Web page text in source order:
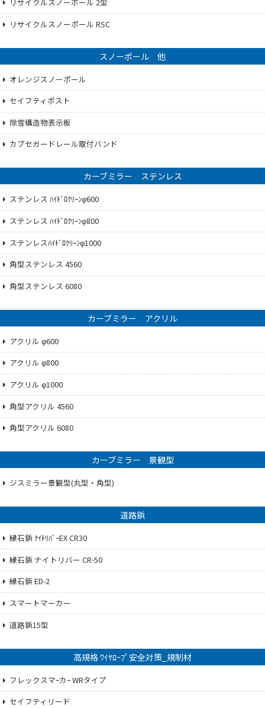
リサイクルスノーポール RSC
スノーポール 他
オレンジスノーポール
セイフティポスト
除雪構造物表示板
カブセガードレール取付バンド
カーブミラー ステンレス
ステンレス ﾊｲﾄﾞﾛｸﾘｰﾝφ600
ステンレス ﾊｲﾄﾞﾛｸﾘｰﾝφ800
ステンレスﾊｲﾄﾞﾛｸﾘｰﾝφ1000
角型ステンレス 4560
角型ステンレス 6080
カーブミラー アクリル
アクリル φ600
アクリル φ800
アクリル φ1000
角型アクリル 4560
角型アクリル 6080
カーブミラー 景観型
ジスミラー景観型(丸型・角型)
道路鋲
縁石鋲 ﾅｲﾄﾘﾊﾞｰEX CR30
縁石鋲 ナイトリバー CR-50
縁石鋲 ED-2
スマートマーカー
道路鋲15型
高規格 ﾜｲﾔﾛｰﾌﾟ安全対策_規制材
フレックスマｰカｰ WRタイプ
セイフティリード